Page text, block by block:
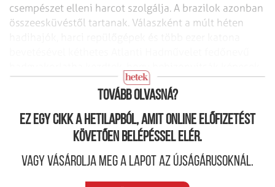
csempészet elleni harcot szolgálja. A brazilok azonban
összeesküvéstől tartanak. Válaszként a múlt héten
megvédeni a nemrégibenfellelt olajkincset.
Tovább olvasná?
Ez egy cikk a hetilapból, amit online előfizetést
követően belépéssel elér.
Vagy vásárolja meg a lapot az újságárusoknál.